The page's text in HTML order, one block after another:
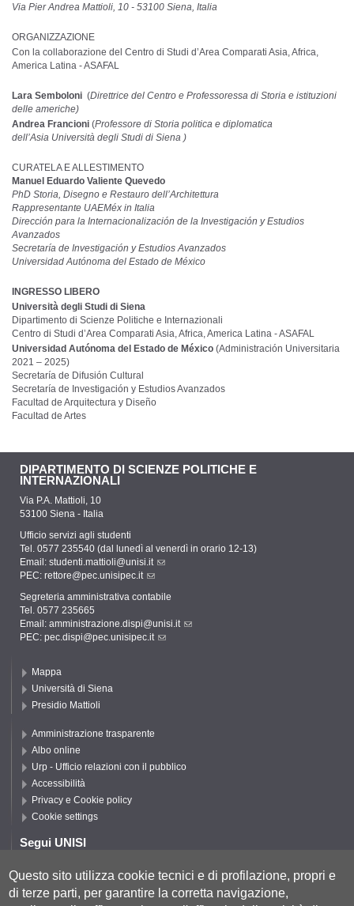
Via Pier Andrea Mattioli, 10 - 53100 Siena, Italia
ORGANIZZAZIONE
Con la collaborazione del Centro di Studi d’Area Comparati Asia, Africa,
America Latina - ASAFAL
Lara Semboloni (Direttrice del Centro e Professoressa di Storia e istituzioni
delle americhe)
Andrea Francioni (Professore di Storia politica e diplomatica
dell’Asia Università degli Studi di Siena )
CURATELA E ALLESTIMENTO
Manuel Eduardo Valiente Quevedo
PhD Storia, Disegno e Restauro dell’Architettura
Rappresentante UAEMéx in Italia
Dirección para la Internacionalización de la Investigación y Estudios
Avanzados
Secretaría de Investigación y Estudios Avanzados
Universidad Autónoma del Estado de México
INGRESSO LIBERO
Università degli Studi di Siena
Dipartimento di Scienze Politiche e Internazionali
Centro di Studi d’Area Comparati Asia, Africa, America Latina - ASAFAL
Universidad Autónoma del Estado de México (Administración Universitaria
2021 – 2025)
Secretaría de Difusión Cultural
Secretaría de Investigación y Estudios Avanzados
Facultad de Arquitectura y Diseño
Facultad de Artes
DIPARTIMENTO DI SCIENZE POLITICHE E
INTERNAZIONALI
Via P.A. Mattioli, 10
53100 Siena - Italia
Ufficio servizi agli studenti
Tel. 0577 235540 (dal lunedì al venerdì in orario 12-13)
Email: studenti.mattioli@unisi.it
PEC: rettore@pec.unisipec.it
Segreteria amministrativa contabile
Tel. 0577 235665
Email: amministrazione.dispi@unisi.it
PEC: pec.dispi@pec.unisipec.it
Mappa
Università di Siena
Presidio Mattioli
Amministrazione trasparente
Albo online
Urp - Ufficio relazioni con il pubblico
Accessibilità
Privacy e Cookie policy
Cookie settings
Segui UNISI
Segui DISPI
Questo sito utilizza cookie tecnici e di profilazione, propri e
di terze parti, per garantire la corretta navigazione,